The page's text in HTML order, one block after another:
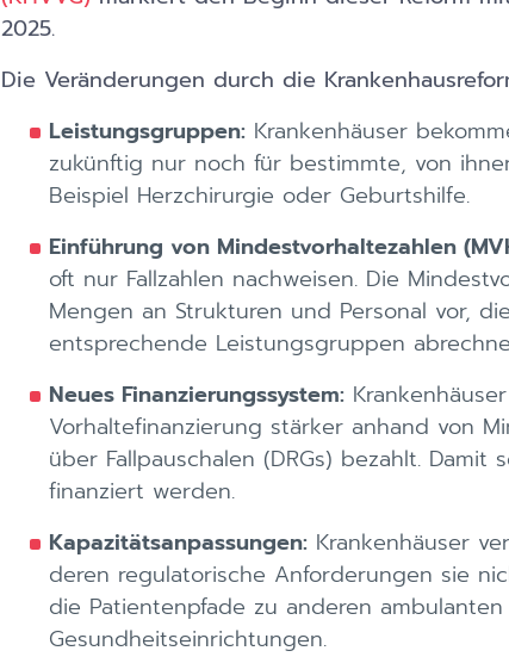
2025.
Die Veränderungen durch die
Leistungsgruppen: Krankenhäuser
zukünftig nur noch für bestimmte, von
Beispiel Herzchirurgie oder Geburtshilfe.
Einführung von Mindestvorhaltezahlen
oft nur Fallzahlen nachweisen. Die
Mengen an Strukturen und Personal vor,
entsprechende Leistungsgruppen
Neues Finanzierungssystem:
Vorhaltefinanzierung stärker anhand von
über Fallpauschalen (DRGs) bezahlt.
finanziert werden.
Kapazitätsanpassungen: Krankenhäuser
deren regulatorische Anforderungen sie
die Patientenpfade zu anderen
Gesundheitseinrichtungen.